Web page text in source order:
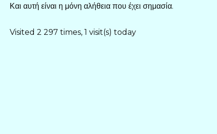
Και αυτή είναι η μόνη αλήθεια που έχει σημασία.
Visited 2 297 times, 1 visit(s) today